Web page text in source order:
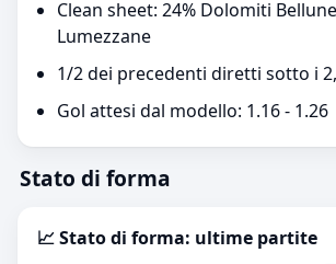
Clean sheet: 24% Dolomiti
Lumezzane
1/2 dei precedenti diretti sotto i
Gol attesi dal modello: 1.16 - 1.26
Stato di forma
📈 Stato di forma: ultime partite